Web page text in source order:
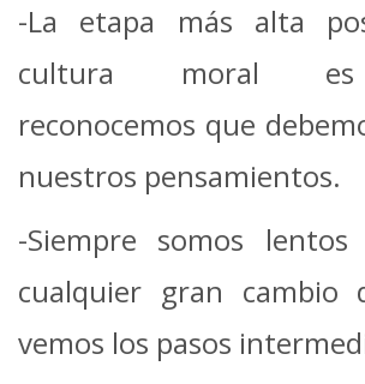
-La etapa más alta
cultura moral es
reconocemos que
nuestros pensamientos.
-Siempre somos
cualquier gran cambio
vemos los pasos